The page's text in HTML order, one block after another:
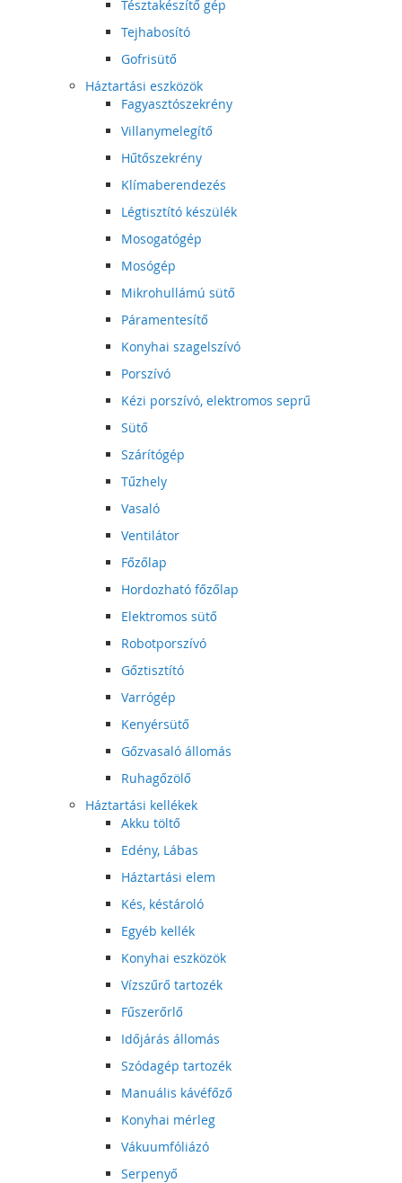
Tésztakészítő gép
Tejhabosító
Gofrisütő
Háztartási eszközök
Fagyasztószekrény
Villanymelegítő
Hűtőszekrény
Klímaberendezés
Légtisztító készülék
Mosogatógép
Mosógép
Mikrohullámú sütő
Páramentesítő
Konyhai szagelszívó
Porszívó
Kézi porszívó, elektromos seprű
Sütő
Szárítógép
Tűzhely
Vasaló
Ventilátor
Főzőlap
Hordozható főzőlap
Elektromos sütő
Robotporszívó
Gőztisztító
Varrógép
Kenyérsütő
Gőzvasaló állomás
Ruhagőzölő
Háztartási kellékek
Akku töltő
Edény, Lábas
Háztartási elem
Kés, késtároló
Egyéb kellék
Konyhai eszközök
Vízszűrő tartozék
Fűszerőrlő
Időjárás állomás
Szódagép tartozék
Manuális kávéfőző
Konyhai mérleg
Vákuumfóliázó
Serpenyő